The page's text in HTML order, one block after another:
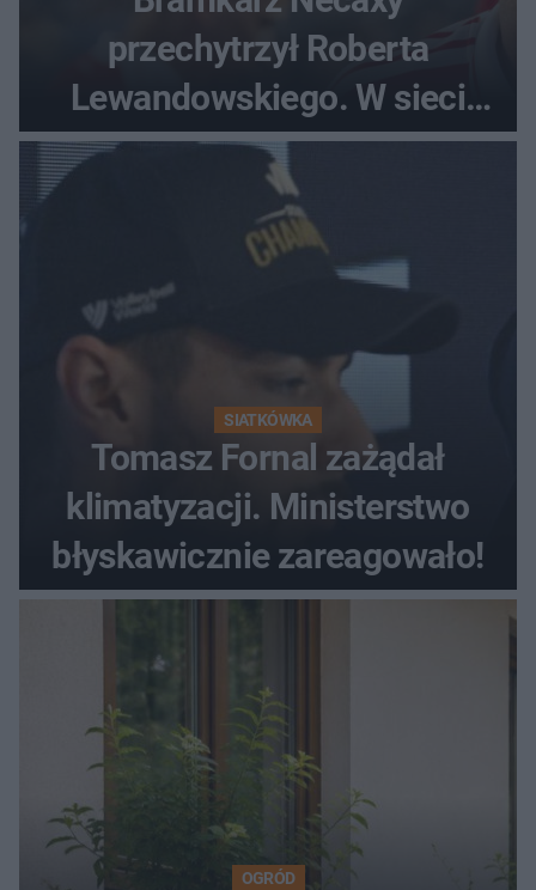
przechytrzył Roberta
Lewandowskiego. W sieci
krąży wideo z tego pojedynku
SIATKÓWKA
Tomasz Fornal zażądał
klimatyzacji. Ministerstwo
błyskawicznie zareagowało!
OGRÓD